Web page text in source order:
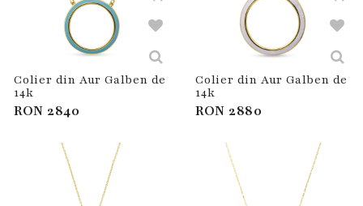
Colier din Aur Galben de
14k
RON 2840
Colier din Aur Galben de
14k
RON 2880